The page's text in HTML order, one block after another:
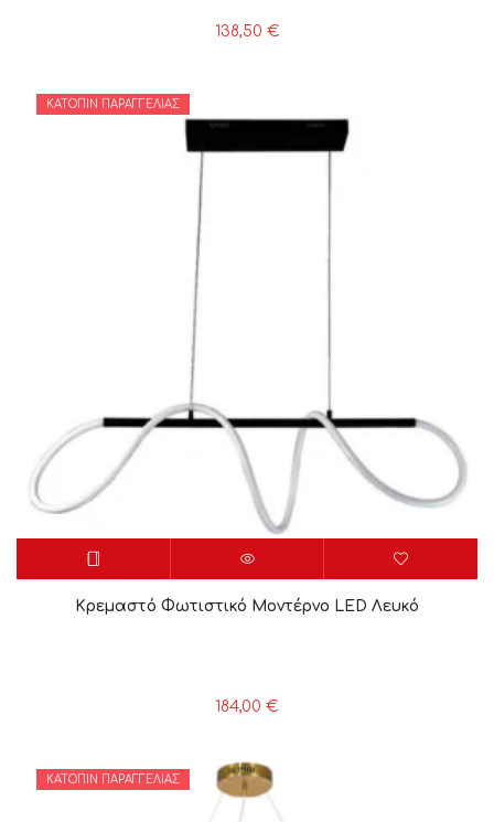
138,50 €
ΚΑΤΌΠΙΝ ΠΑΡΑΓΓΕΛΊΑΣ
Κρεμαστό Φωτιστικό Μοντέρνο LED Λευκό
184,00 €
ΚΑΤΌΠΙΝ ΠΑΡΑΓΓΕΛΊΑΣ